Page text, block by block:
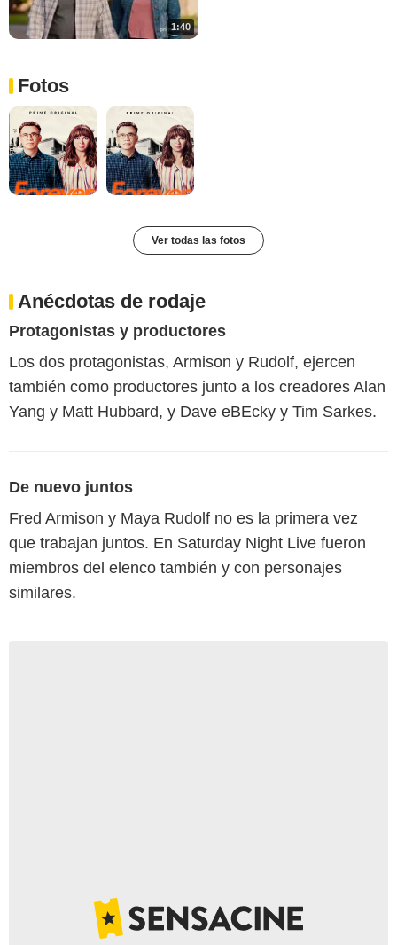
1:40
Fotos
Ver todas las fotos
Anécdotas de rodaje
Protagonistas y productores
Los dos protagonistas, Armison y Rudolf, ejercen
también como productores junto a los creadores Alan
Yang y Matt Hubbard, y Dave eBEcky y Tim Sarkes.
De nuevo juntos
Fred Armison y Maya Rudolf no es la primera vez
que trabajan juntos. En Saturday Night Live fueron
miembros del elenco también y con personajes
similares.